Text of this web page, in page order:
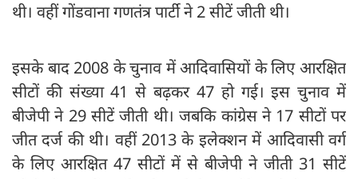
थी। वहीं गोंडवाना गणतंत्र पार्टी ने 2 सीटें जीती थी।
इसके बाद 2008 के चुनाव में आदिवासियों के लिए आरक्षित
सीटों की संख्या 41 से बढ़कर 47 हो गई। इस चुनाव में
बीजेपी ने 29 सीटें जीती थी। जबकि कांग्रेस ने 17 सीटों पर
जीत दर्ज की थी। वहीं 2013 के इलेक्शन में आदिवासी वर्ग
के लिए आरक्षित 47 सीटों में से बीजेपी ने जीती 31 सीटें